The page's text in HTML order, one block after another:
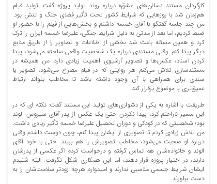
کارگردان مستند «سالن‌های عشق» درباره روند تولید پروژه گفت: تولید فیلم
هم‌زمان شد با روزهایی که شرایط کشور تحت تأثیر فضای جنگ و تنش بود.
من چند جلسه گفتگو با آقای خمسه داشتم و بخش‌هایی از فیلم را با حضور او
ضبط کردیم، اما بعد از مدتی به دلیل شرایط جنگی، علیرضا خمسه ایران را ترک
کرد و همین مسئله باعث شد بخشی از اطلاعات و تصاویر را از طریق منابع
دیگر پیدا کنم. وقتی مستندی درباره یک شخصیت واقعی ساخته می‌شود، پیدا
کردن اسناد، عکس‌ها و تصاویر آرشیوی اهمیت زیادی دارد. من همیشه در
مستندسازی تلاش می‌کنم هر روایتی که در فیلم مطرح می‌شود، تصویر یا
سندی برای همراهی با آن وجود داشته باشد تا مخاطب بتواند ارتباط
عمیق‌تری با موضوع برقرار کند.
طریقت با اشاره به یکی از دشواری‌های تولید این مستند گفت: نکته ای که در
این مسیر ناراحتم کرد، پیدا نکردن حتی یک عکس از پدر آقای سیروس الوند
بود؛ شخصیتی که در کودکی و دوران تحصیل علیرضا خمسه تأثیر زیادی داشت.
من تلاش زیادی کردم تا تصویری از ایشان پیدا کنم، چون دوست داشتم وقتی
درباره او صحبت می‌شود، مخاطب تصویرش را هم ببیند. حتی با خود آقای
الوند و خانواده‌شان هم تماس گرفتم و درخواست کردم اگر عکسی از پدرشان
دارند، در اختیار پروژه قرار دهند، اما این همکاری شکل نگرفت. البته شنیدم
ایشان شرایط جسمی مناسبی ندارند و امیدوارم هرچه زودتر سلامت‌شان را به
دست بیاورند.